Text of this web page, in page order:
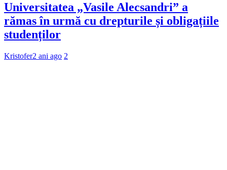
Universitatea „Vasile Alecsandri” a
rămas în urmă cu drepturile și obligațiile
studenților
Kristofer2 ani ago 2